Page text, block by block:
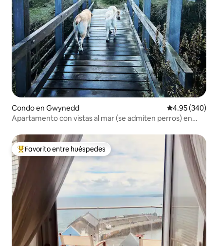
Condo en Gwynedd Calificación
4.95 (340)
Apartamento con vistas al mar (se admiten perros) en
Favorito entre huéspedes preferido
Favorito entre huéspedes